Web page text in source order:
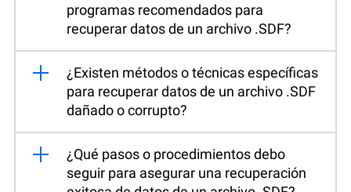
programas recomendados para
recuperar datos de un archivo .SDF?
¿Existen métodos o técnicas específicas
para recuperar datos de un archivo .SDF
dañado o corrupto?
¿Qué pasos o procedimientos debo
seguir para asegurar una recuperación